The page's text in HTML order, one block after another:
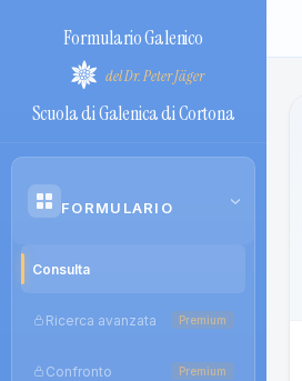
Formulario Galenico
del Dr. Peter Jäger
Scuola di Galenica di Cortona
FORMULARIO ›
Consulta
Ricerca avanzata Premium
Confronto Premium